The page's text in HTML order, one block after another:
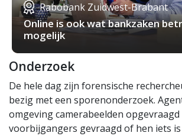
Rabobank Zuidwest-Brabant
Online is ook wat bankzaken
mogelijk
Onderzoek
De hele dag zijn forensische
bezig met een sporenonderzoek.
omgeving camerabeelden opgevraagd
voorbijgangers gevraagd of hen iets